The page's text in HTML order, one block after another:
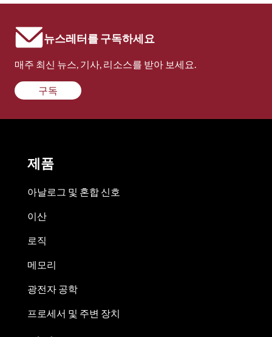
뉴스레터를 구독하세요
매주 최신 뉴스, 기사, 리소스를 받아 보세요.
구독
제품
아날로그 및 혼합 신호
이산
로직
메모리
광전자 공학
프로세서 및 주변 장치